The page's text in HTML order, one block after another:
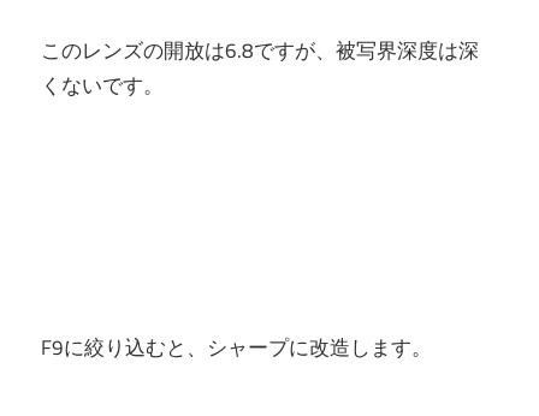
このレンズの開放は6.8ですが、被写界深度は深
くないです。
F9に絞り込むと、シャープに改造します。